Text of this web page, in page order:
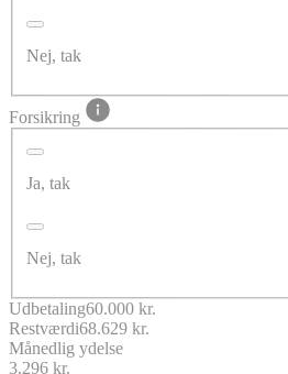
Nej, tak
Forsikring
Ja, tak
Nej, tak
Udbetaling60.000 kr.
Restværdi68.629 kr.
Månedlig ydelse
3.296 kr.